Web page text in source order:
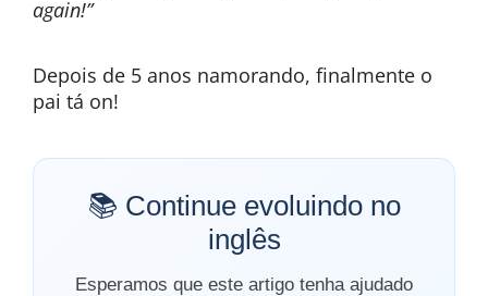
again!”
Depois de 5 anos namorando, finalmente o
pai tá on!
📚 Continue evoluindo no
inglês
Esperamos que este artigo tenha ajudado